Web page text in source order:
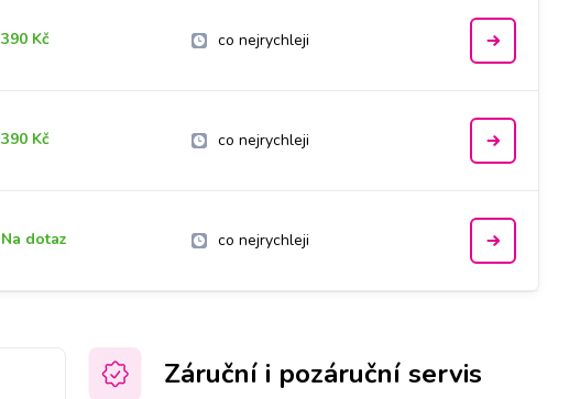
390 Kč co nejrychleji
390 Kč co nejrychleji
Na dotaz co nejrychleji
Záruční i pozáruční servis